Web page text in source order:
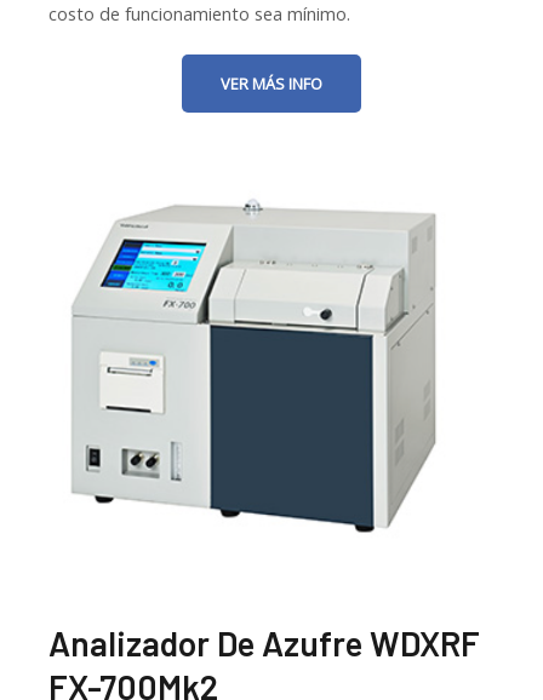
costo de funcionamiento sea mínimo.
VER MÁS INFO
Analizador De Azufre WDXRF
FX-700Mk2